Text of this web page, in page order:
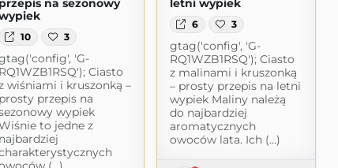
przepis na sezonowy
10 3
'G-
RQ1WZB1RSQ'); Ciasto
wiśniami i kruszonką –
prosty przepis na
wypiek
to jedne z
najbardziej
letni wypiek
6 3
gtag('config', 'G-
RQ1WZB1RSQ'); Ciasto
z malinami i kruszonką
– prosty przepis na letni
wypiek Maliny należą
do najbardziej
aromatycznych
owoców lata. Ich (...)